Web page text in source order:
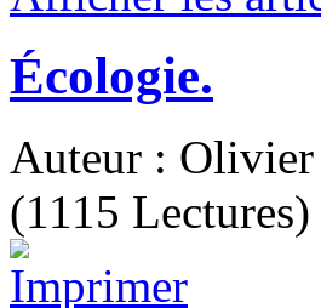
Écologie.
Auteur : Olivier
(1115 Lectures)